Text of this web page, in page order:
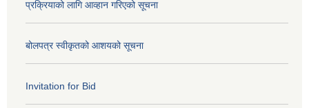
प्रक्रियाको लागि आव्हान गरिएको सूचना
बोलपत्र स्वीकृतको आशयको सूचना
Invitation for Bid